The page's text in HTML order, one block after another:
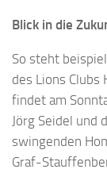
Blick in die
So steht
des Lions Clubs
findet am
Jörg Seidel und
swingenden
Graf-